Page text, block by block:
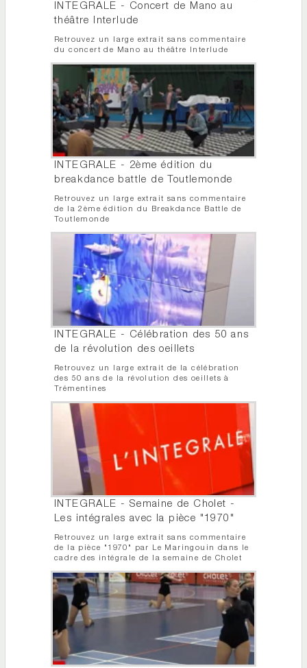
INTEGRALE - Concert de Mano au
théâtre Interlude
Retrouvez un large extrait sans commentaire
du concert de Mano au théâtre Interlude
INTEGRALE - 2ème édition du
breakdance battle de Toutlemonde
Retrouvez un large extrait sans commentaire
de la 2ème édition du Breakdance Battle de
Toutlemonde
INTEGRALE - Célébration des 50 ans
de la révolution des oeillets
Retrouvez un large extrait de la célébration
des 50 ans de la révolution des oeillets à
Trémentines
INTEGRALE - Semaine de Cholet -
Les intégrales avec la pièce "1970"
Retrouvez un large extrait sans commentaire
de la pièce "1970" par Le Maringouin dans le
cadre des intégrale de la semaine de Cholet